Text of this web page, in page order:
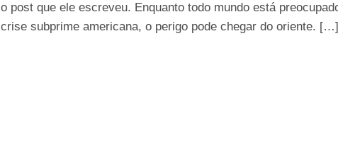
o post que ele escreveu. Enquanto todo mundo está
crise subprime americana, o perigo pode chegar do oriente. […]